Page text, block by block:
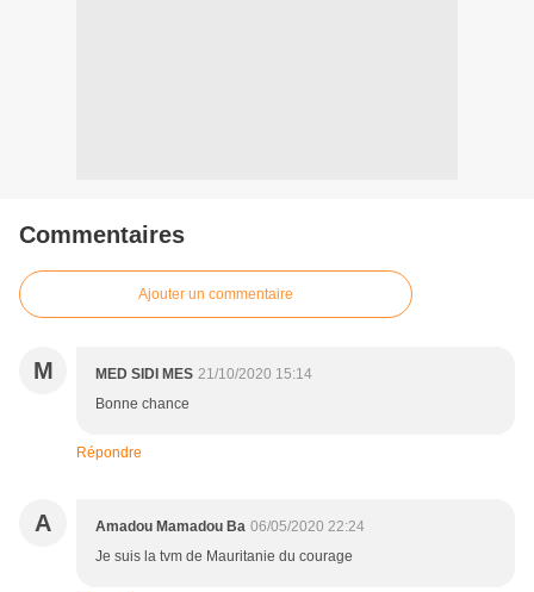
Commentaires
Ajouter un commentaire
M MED SIDI MES 21/10/2020 15:14
Bonne chance
Répondre
A Amadou Mamadou Ba 06/05/2020 22:24
Je suis la tvm de Mauritanie du courage